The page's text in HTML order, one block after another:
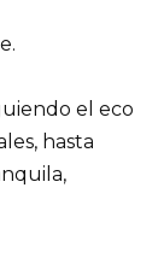
el eco
hasta